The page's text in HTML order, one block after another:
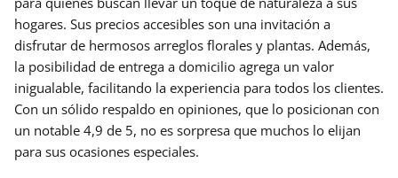
hogares. Sus precios accesibles son una invitación a
disfrutar de hermosos arreglos florales y plantas. Además,
la posibilidad de entrega a domicilio agrega un valor
inigualable, facilitando la experiencia para todos los clientes.
Con un sólido respaldo en opiniones, que lo posicionan con
un notable 4,9 de 5, no es sorpresa que muchos lo elijan
para sus ocasiones especiales.